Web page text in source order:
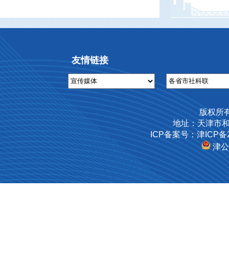
友情链接
版权所
地址：天津市
ICP备案号：津ICP
津